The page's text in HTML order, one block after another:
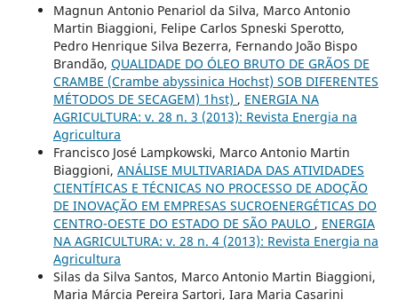
Magnun Antonio Penariol da Silva, Marco Antonio
Martin Biaggioni, Felipe Carlos Spneski Sperotto,
Pedro Henrique Silva Bezerra, Fernando João Bispo
Brandão, QUALIDADE DO ÓLEO BRUTO DE GRÃOS DE
CRAMBE (Crambe abyssinica Hochst) SOB DIFERENTES
MÉTODOS DE SECAGEM) 1hst) , ENERGIA NA
AGRICULTURA: v. 28 n. 3 (2013): Revista Energia na
Agricultura
Francisco José Lampkowski, Marco Antonio Martin
Biaggioni, ANÁLISE MULTIVARIADA DAS ATIVIDADES
CIENTÍFICAS E TÉCNICAS NO PROCESSO DE ADOÇÃO
DE INOVAÇÃO EM EMPRESAS SUCROENERGÉTICAS DO
CENTRO-OESTE DO ESTADO DE SÃO PAULO , ENERGIA
NA AGRICULTURA: v. 28 n. 4 (2013): Revista Energia na
Agricultura
Silas da Silva Santos, Marco Antonio Martin Biaggioni,
Maria Márcia Pereira Sartori, Iara Maria Casarini